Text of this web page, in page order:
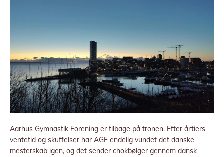
Aarhus Gymnastik Forening er tilbage på tronen. Efter årtiers
ventetid og skuffelser har AGF endelig vundet det danske
mesterskab igen, og det sender chokbølger gennem dansk